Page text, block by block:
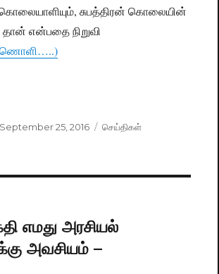
சுபத்திரன் கொலையின்
தான் என்பதை நிறுவி
Posted
September 25, 2016 Categories
செய்திகள்
எமது அரசியல்
அவசியம் –